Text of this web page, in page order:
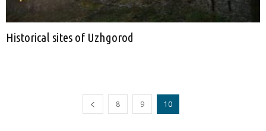
Historical sites of Uzhgorod
8 9 10